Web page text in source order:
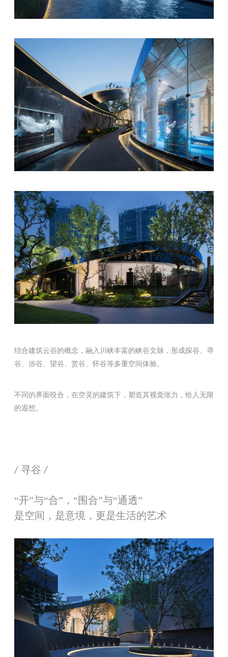
结合建筑云谷的概念，融入川峡丰富的峡谷文脉，形成探谷、寻
谷、涉谷、望谷、赏谷、怀谷等多重空间体验。
不同的界面咬合，在空灵的建筑下，塑造其视觉张力，给人无限
的遐想。
/ 寻谷 /
“开”与“合”，“围合”与“通透”
是空间，是意境，更是生活的艺术